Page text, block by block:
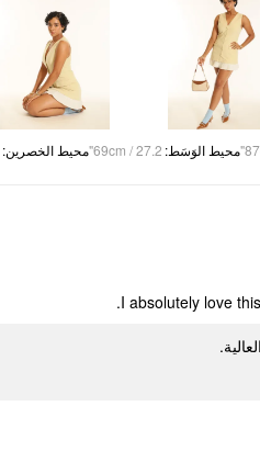
محيط الوَسَط:
69cm / 27.2" محيط الخصرين:
I absolutely love